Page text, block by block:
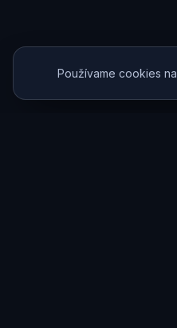
Používame cookies